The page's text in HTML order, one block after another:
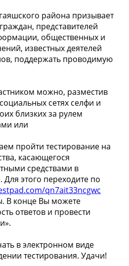
района призывает
представителей
общественных и
известных деятелей
поддержать проводимую
можно, разместив
сетях селфи и
близких за рулем
или
пройти тестирование на
касающегося
средствами в
этого переходите по
qn7ait33ncgwc
В конце Вы можете
ответов и провести
в электронном виде
тестирования. Удачи!